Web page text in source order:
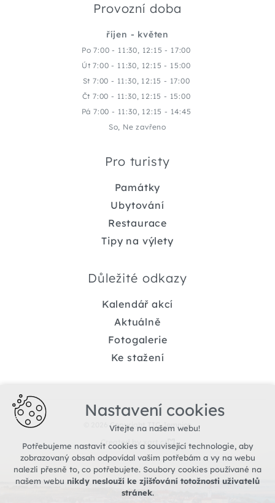
Provozní doba
říjen - květen
Po 7:00 - 11:30, 12:15 - 17:00
Út 7:00 - 11:30, 12:15 - 15:00
St 7:00 - 11:30, 12:15 - 17:00
Čt 7:00 - 11:30, 12:15 - 15:00
Pá 7:00 - 11:30, 12:15 - 14:45
So, Ne zavřeno
Pro turisty
Památky
Ubytování
Restaurace
Tipy na výlety
Důležité odkazy
Kalendář akcí
Aktuálně
Fotogalerie
Ke stažení
© 2026 Copyright TIC Jemnice
Created by xart.cz
Nastavení cookies
Vítejte na našem webu!
Potřebujeme nastavit cookies a související technologie, aby
zobrazovaný obsah odpovídal vašim potřebám a vy na webu
nalezli přesně to, co potřebujete. Soubory cookies používané na
našem webu nikdy neslouží ke zjišťování totožnosti uživatelů
stránek.